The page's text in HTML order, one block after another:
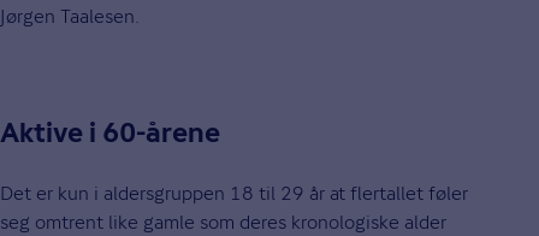
Jørgen Taalesen.
Aktive i 60-årene
Det er kun i aldersgruppen 18 til 29 år at flertallet føler
seg omtrent like gamle som deres kronologiske alder